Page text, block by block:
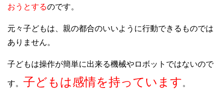
おうとするのです。
元々子どもは、親の都合のいいように行動できるものでは
ありません。
子どもは操作が簡単に出来る機械やロボットではないので
す。 子どもは感情を持っています 。